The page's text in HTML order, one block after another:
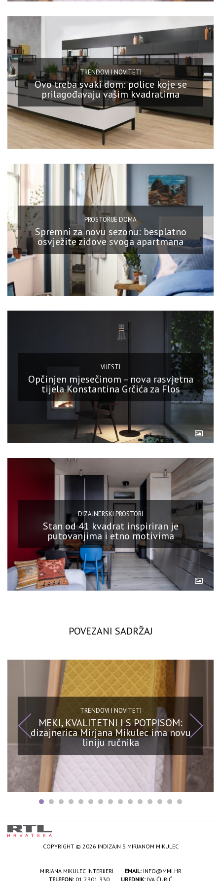
TRENDOVI I NOVITETI
Ovo treba svaki dom: police koje se
prilagođavaju vašim kvadratima
PROSTORIJE DOMA
Spremni za novu sezonu: besplatno
osvježite zidove svoga apartmana
VIJESTI
Opčinjen mjesečinom – nova rasvjetna
tijela Konstantina Grčića za Flos
DIZAJNERSKI PROSTORI
Stan od 41 kvadrat inspiriran je
putovanjima i etno motivima
POVEZANI SADRŽAJ
TRENDOVI I NOVITETI
MEKI, KVALITETNI I S POTPISOM:
dizajnerica Mirjana Mikulec ima novu
liniju ručnika
COPYRIGHT © 2026 INDIZAJN S MIRJANOM MIKULEC
MIRJANA MIKULEC INTERIJERI EMAIL: INFO@MMI.HR
TELEFON: 01 2301 330 UREDNIK: IVA ĆURIĆ